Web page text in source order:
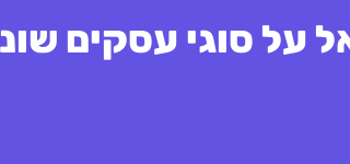
על סוגי עסקים